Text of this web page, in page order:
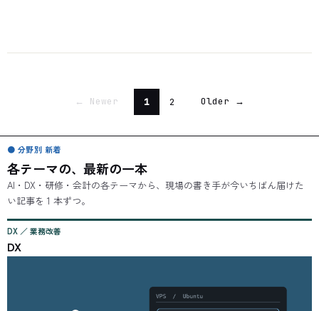
← Newer 1 2 Older →
● 分野別 新着
各テーマの、最新の一本
AI・DX・研修・会計の各テーマから、現場の書き手が今いちばん届けた
い記事を 1 本ずつ。
DX ／ 業務改善
DX